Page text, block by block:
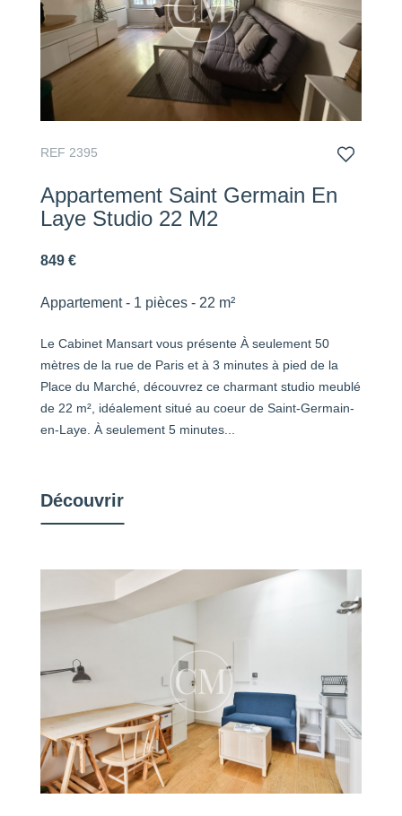
REF 2395
Appartement Saint Germain En
Laye Studio 22 M2
849 €
Appartement - 1 pièces - 22 m²
Le Cabinet Mansart vous présente À seulement 50
mètres de la rue de Paris et à 3 minutes à pied de la
Place du Marché, découvrez ce charmant studio meublé
de 22 m², idéalement situé au coeur de Saint-Germain-
en-Laye. À seulement 5 minutes...
Découvrir